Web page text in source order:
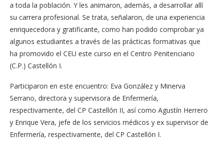
a toda la población. Y les animaron, además, a desarrollar allí
su carrera profesional. Se trata, señalaron, de una experiencia
enriquecedora y gratificante, como han podido comprobar ya
algunos estudiantes a través de las prácticas formativas que
ha promovido el CEU este curso en el Centro Penitenciario
(C.P.) Castellón I.
Participaron en este encuentro: Eva González y Minerva
Serrano, directora y supervisora de Enfermería,
respectivamente, del CP Castellón II, así como Agustín Herrero
y Enrique Vera, jefe de los servicios médicos y ex supervisor de
Enfermería, respectivamente, del CP Castellón I.